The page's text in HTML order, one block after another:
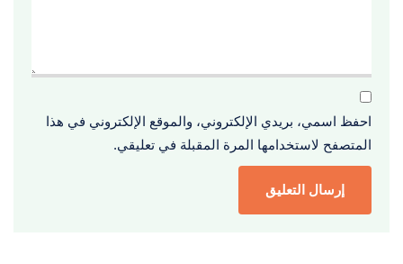
احفظ اسمي، بريدي الإلكتروني، والموقع الإلكتروني في هذا
المتصفح لاستخدامها المرة المقبلة في تعليقي.